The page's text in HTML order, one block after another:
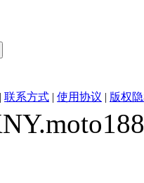
| 联系方式 | 使用协议 | 版权